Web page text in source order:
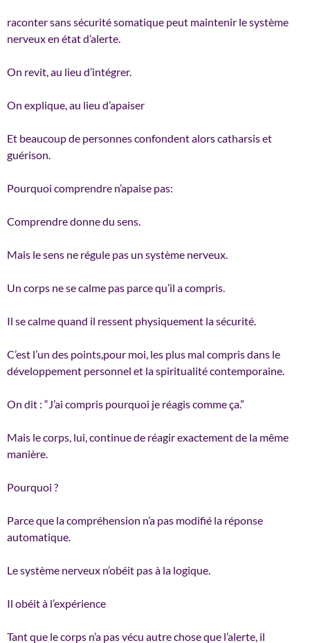
raconter sans sécurité somatique peut maintenir le système
nerveux en état d’alerte.
On revit, au lieu d’intégrer.
On explique, au lieu d’apaiser
Et beaucoup de personnes confondent alors catharsis et
guérison.
Pourquoi comprendre n’apaise pas:
Comprendre donne du sens.
Mais le sens ne régule pas un système nerveux.
Un corps ne se calme pas parce qu’il a compris.
Il se calme quand il ressent physiquement la sécurité.
C’est l’un des points,pour moi, les plus mal compris dans le
développement personnel et la spiritualité contemporaine.
On dit : “J’ai compris pourquoi je réagis comme ça.”
Mais le corps, lui, continue de réagir exactement de la même
manière.
Pourquoi ?
Parce que la compréhension n’a pas modifié la réponse
automatique.
Le système nerveux n’obéit pas à la logique.
Il obéit à l’expérience
Tant que le corps n’a pas vécu autre chose que l’alerte, il